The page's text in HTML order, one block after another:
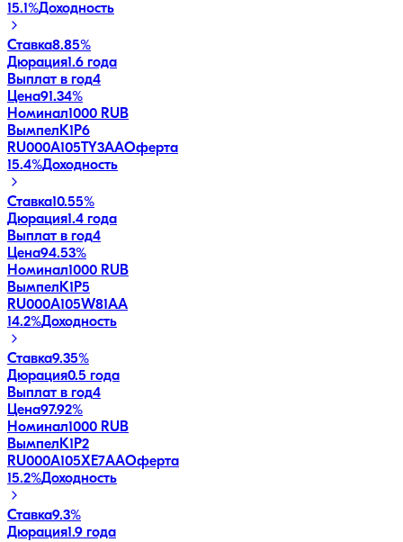
15.1%Доходность
Ставка8.85%
Дюрация1.6 года
Выплат в год4
Цена91.34%
Номинал1000 RUB
ВымпелК1Р6
RU000A105TY3AAОферта
15.4%Доходность
Ставка10.55%
Дюрация1.4 года
Выплат в год4
Цена94.53%
Номинал1000 RUB
ВымпелК1Р5
RU000A105W81AA
14.2%Доходность
Ставка9.35%
Дюрация0.5 года
Выплат в год4
Цена97.92%
Номинал1000 RUB
ВымпелК1Р2
RU000A105XE7AAОферта
15.2%Доходность
Ставка9.3%
Дюрация1.9 года